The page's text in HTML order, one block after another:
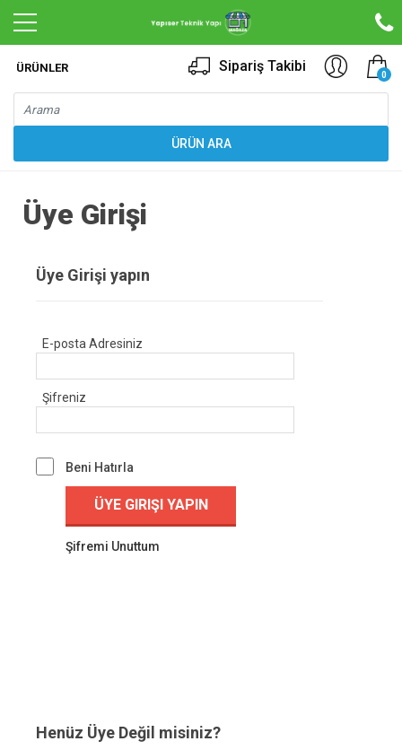
0
Sipariş Takibi
ÜRÜNLER
Üye Girişi
Üye Girişi yapın
E-posta Adresiniz
Şifreniz
Beni Hatırla
Şifremi Unuttum
Henüz Üye Değil misiniz?